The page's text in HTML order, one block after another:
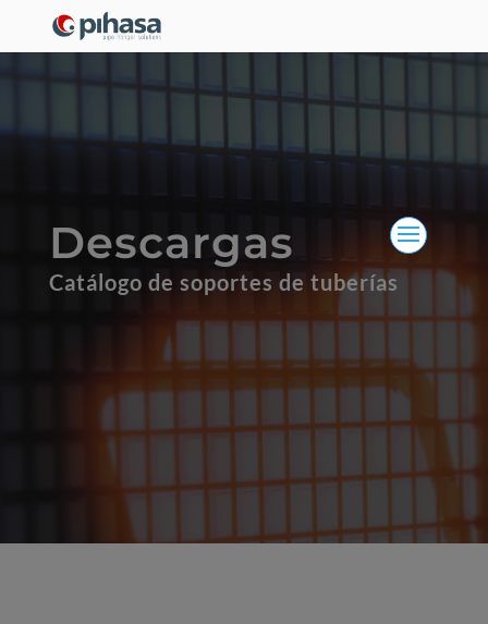
Descargas
Catálogo de soportes de tuberías